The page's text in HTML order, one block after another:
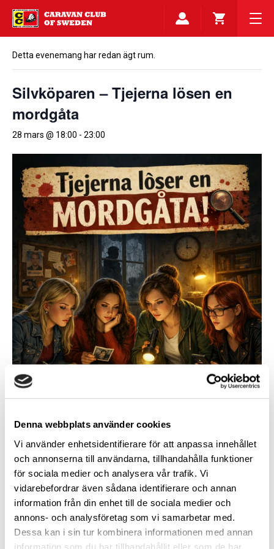
Denna webbplats använder cookies
Vi använder enhetsidentifierare för att anpassa innehållet
och annonserna till användarna, tillhandahålla funktioner
för sociala medier och analysera vår trafik. Vi
vidarebefordrar även sådana identifierare och annan
information från din enhet till de sociala medier och
annons- och analysföretag som vi samarbetar med.
Dessa kan i sin tur kombinera informationen med annan
information som du har tillhandahållit eller som de har
Detta evenemang har redan ägt rum.
Silvköparen – Tjejerna lösen en
mordgåta
28 mars @ 18:00 - 23:00